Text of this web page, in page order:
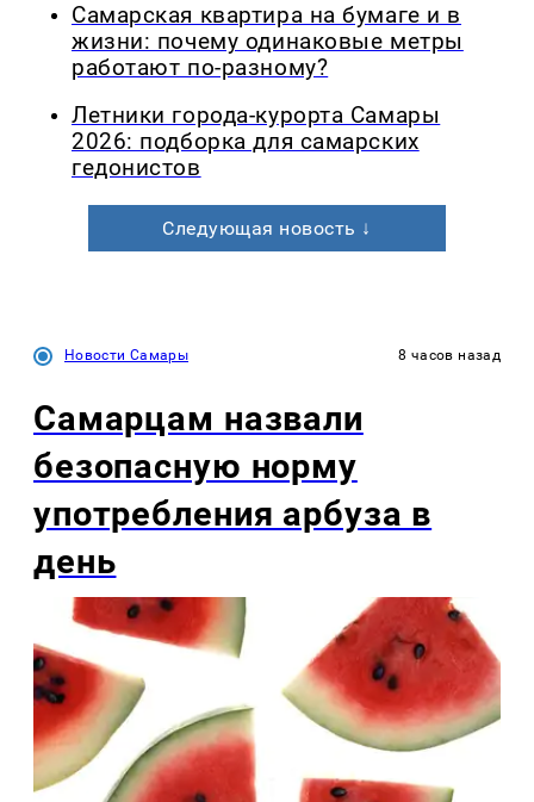
Самарская квартира на бумаге и в
жизни: почему одинаковые метры
работают по-разному?
Летники города-курорта Самары
2026: подборка для самарских
гедонистов
Следующая новость ↓
Новости Самары 8 часов назад
Самарцам назвали
безопасную норму
употребления арбуза в
день